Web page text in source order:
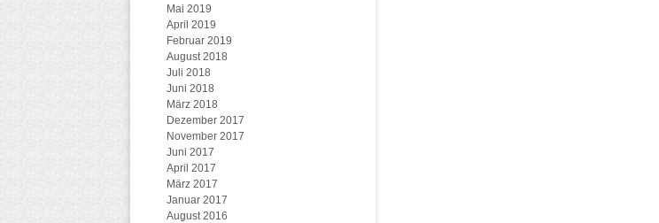
Mai 2019
April 2019
Februar 2019
August 2018
Juli 2018
Juni 2018
März 2018
Dezember 2017
November 2017
Juni 2017
April 2017
März 2017
Januar 2017
August 2016